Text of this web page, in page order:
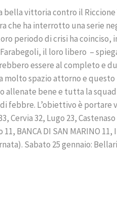
bella vittoria contro il Riccione
che ha interrotto una serie
periodo di crisi ha coinciso,
il loro libero –
essere al completo e
molto spazio attorno e
allenate bene e tutta la
febbre. L’obiettivo è portare
Cervia 32, Lugo 23,
BANCA DI SAN MARINO
Sabato 25 gennaio: